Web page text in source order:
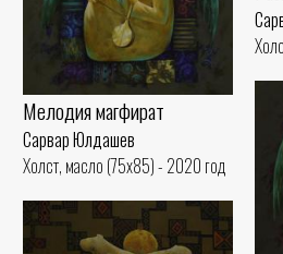
Мелодия магфират
Сарвар Юлдашев
Холст, масло (75x85) - 2020 год